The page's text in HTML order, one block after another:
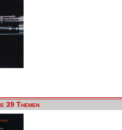
39 Themen